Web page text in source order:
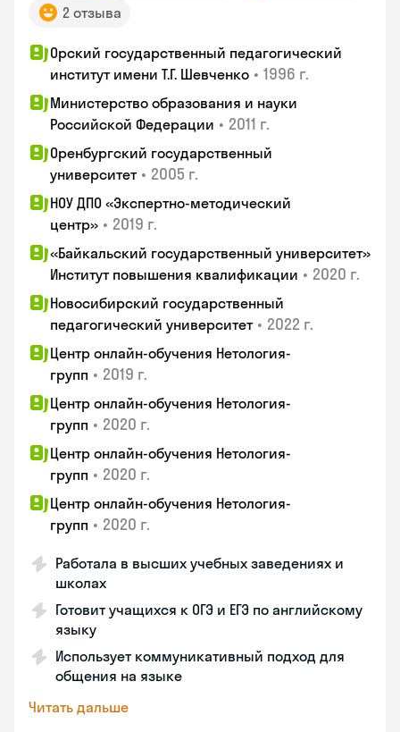
2 отзыва
Орский государственный педагогический
институт имени Т.Г. Шевченко • 1996 г.
Министерство образования и науки
Российской Федерации • 2011 г.
Оренбургский государственный
университет • 2005 г.
НОУ ДПО «Экспертно-методический
центр» • 2019 г.
«Байкальский государственный университет»
Институт повышения квалификации • 2020 г.
Новосибирский государственный
педагогический университет • 2022 г.
Центр онлайн-обучения Нетология-
групп • 2019 г.
Центр онлайн-обучения Нетология-
групп • 2020 г.
Центр онлайн-обучения Нетология-
групп • 2020 г.
Центр онлайн-обучения Нетология-
групп • 2020 г.
Работала в высших учебных заведениях и
школах
Готовит учащихся к ОГЭ и ЕГЭ по английскому
языку
Использует коммуникативный подход для
общения на языке
Читать дальше